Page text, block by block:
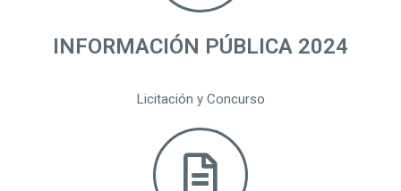
INFORMACIÓN PÚBLICA 2024
Licitación y Concurso